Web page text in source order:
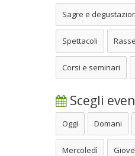
Sagre e
Spettacoli
Corsi e seminari
Scegli
Oggi Domani
Mercoledì